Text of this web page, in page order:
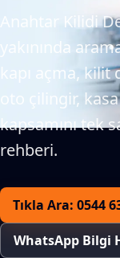
Anahtar Kilidi
yakınında
kapı açma,
oto çilingir,
kapsamını tek
rehberi.
Tıkla Ara: 0544
WhatsApp Bilgi